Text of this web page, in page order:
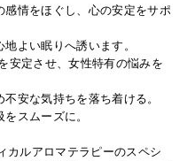
感情をほぐし、心の安定をサポ
地よい眠りへ誘います。
安定させ、女性特有の悩みを
不安な気持ちを落ち着ける。
を スムーズに 。
カルアロマテラピーのスペシ